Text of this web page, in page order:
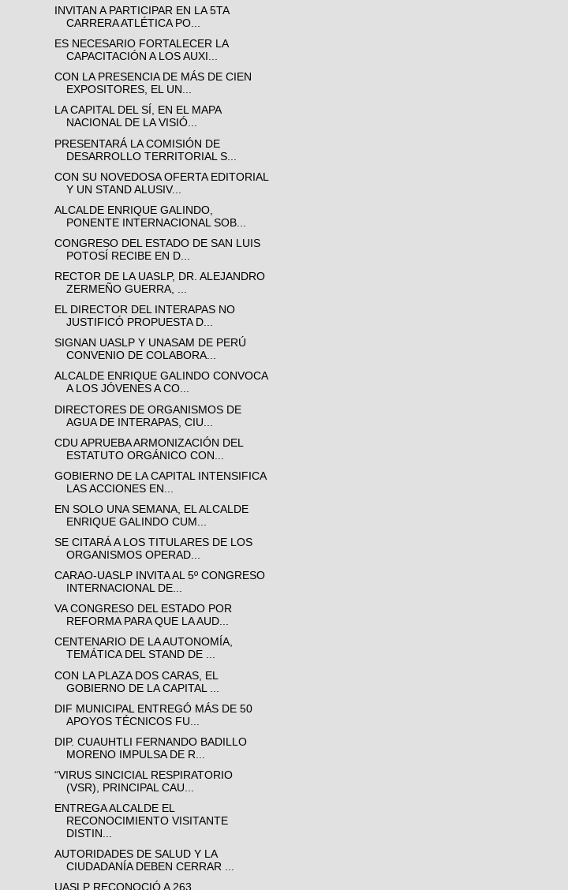
INVITAN A PARTICIPAR EN LA 5TA
CARRERA ATLÉTICA PO...
ES NECESARIO FORTALECER LA
CAPACITACIÓN A LOS AUXI...
CON LA PRESENCIA DE MÁS DE CIEN
EXPOSITORES, EL UN...
LA CAPITAL DEL SÍ, EN EL MAPA
NACIONAL DE LA VISIÓ...
PRESENTARÁ LA COMISIÓN DE
DESARROLLO TERRITORIAL S...
CON SU NOVEDOSA OFERTA EDITORIAL
Y UN STAND ALUSIV...
ALCALDE ENRIQUE GALINDO,
PONENTE INTERNACIONAL SOB...
CONGRESO DEL ESTADO DE SAN LUIS
POTOSÍ RECIBE EN D...
RECTOR DE LA UASLP, DR. ALEJANDRO
ZERMEÑO GUERRA, ...
EL DIRECTOR DEL INTERAPAS NO
JUSTIFICÓ PROPUESTA D...
SIGNAN UASLP Y UNASAM DE PERÚ
CONVENIO DE COLABORA...
ALCALDE ENRIQUE GALINDO CONVOCA
A LOS JÓVENES A CO...
DIRECTORES DE ORGANISMOS DE
AGUA DE INTERAPAS, CIU...
CDU APRUEBA ARMONIZACIÓN DEL
ESTATUTO ORGÁNICO CON...
GOBIERNO DE LA CAPITAL INTENSIFICA
LAS ACCIONES EN...
EN SOLO UNA SEMANA, EL ALCALDE
ENRIQUE GALINDO CUM...
SE CITARÁ A LOS TITULARES DE LOS
ORGANISMOS OPERAD...
CARAO-UASLP INVITA AL 5º CONGRESO
INTERNACIONAL DE...
VA CONGRESO DEL ESTADO POR
REFORMA PARA QUE LA AUD...
CENTENARIO DE LA AUTONOMÍA,
TEMÁTICA DEL STAND DE ...
CON LA PLAZA DOS CARAS, EL
GOBIERNO DE LA CAPITAL ...
DIF MUNICIPAL ENTREGÓ MÁS DE 50
APOYOS TÉCNICOS FU...
DIP. CUAUHTLI FERNANDO BADILLO
MORENO IMPULSA DE R...
“VIRUS SINCICIAL RESPIRATORIO
(VSR), PRINCIPAL CAU...
ENTREGA ALCALDE EL
RECONOCIMIENTO VISITANTE
DISTIN...
AUTORIDADES DE SALUD Y LA
CIUDADANÍA DEBEN CERRAR ...
UASLP RECONOCIÓ A 263